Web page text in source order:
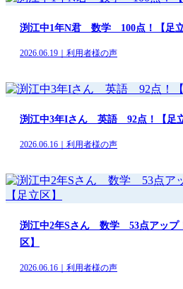
渕江中1年N君 数学 100点！【足立
2026.06.19｜利用者様の声
渕江中3年Iさん 英語 92点！【足立
2026.06.16｜利用者様の声
渕江中2年Sさん 数学 53点アッ
区】
2026.06.16｜利用者様の声